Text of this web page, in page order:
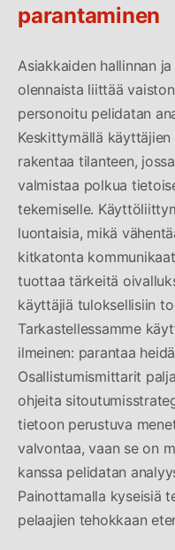
parantaminen
Asiakkaiden hallinnan
olennaista liittää
personoitu pelidatan
Keskittymällä
rakentaa tilanteen,
valmistaa polkua
tekemiselle.
luontaisia, mikä
kitkatonta
tuottaa tärkeitä
käyttäjiä tuloksellisiin
Tarkastellessamme
ilmeinen: parantaa
Osallistumismittarit
ohjeita
tietoon perustuva
valvontaa, vaan se on
kanssa pelidatan
Painottamalla kyseisiä
pelaajien tehokkaan